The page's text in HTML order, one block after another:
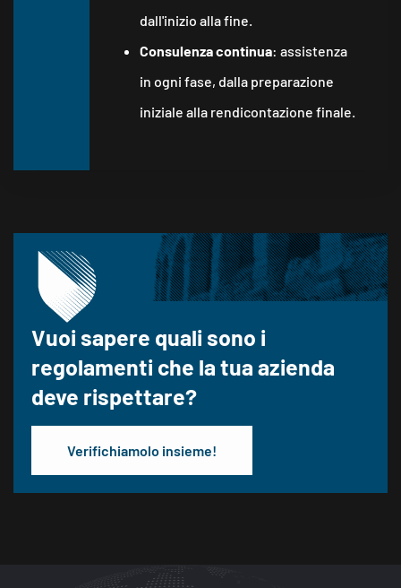
dall'inizio alla fine.
Consulenza continua: assistenza
in ogni fase, dalla preparazione
iniziale alla rendicontazione finale.
Vuoi sapere quali sono i
regolamenti che la tua azienda
deve rispettare?
Verifichiamolo insieme!